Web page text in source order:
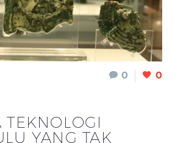
0 0
TEKNOLOGI
YANG TAK